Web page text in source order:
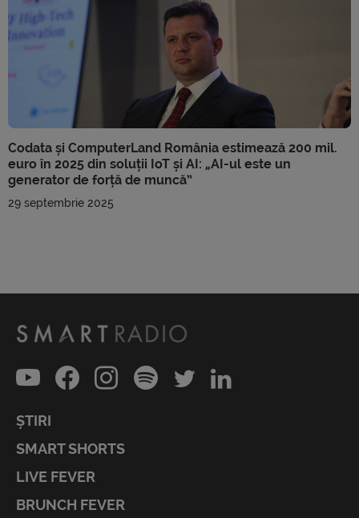
Codata și ComputerLand România estimează 200 mil.
euro în 2025 din soluții IoT și AI: „AI-ul este un
generator de forță de muncă”
29 septembrie 2025
ȘTIRI
SMART SHORTS
LIVE FEVER
BRUNCH FEVER